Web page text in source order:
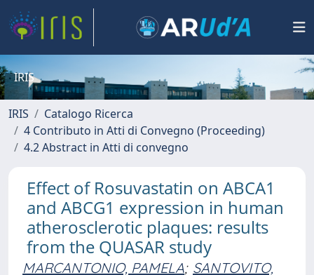
IRIS
IRIS
Catalogo Ricerca
4 Contributo in Atti di Convegno (Proceeding)
4.2 Abstract in Atti di convegno
Effect of Rosuvastatin on ABCA1
and ABCG1 expression in human
atherosclerotic plaques: results
from the QUASAR study
MARCANTONIO, PAMELA; SANTOVITO,